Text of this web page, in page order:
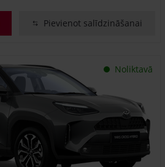
Pievienot salīdzināšanai
Noliktavā